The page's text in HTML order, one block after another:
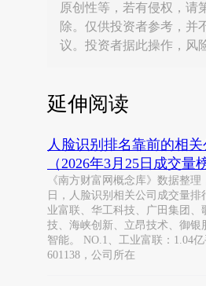
原创性等，若有侵权，请
除。仅供投资者参考，并
议。投资者据此操作，风
延伸阅读
人脸识别排名靠前的相关
（2026年3月25日成交量
《南方财富网概念库》数据整理
日，人脸识别相关公司成交量排
业富联、华工科技、广田集团、
技、海峡创新、立昂技术、御银
智能。 NO.1、工业富联：1.04亿
601138，公司所在